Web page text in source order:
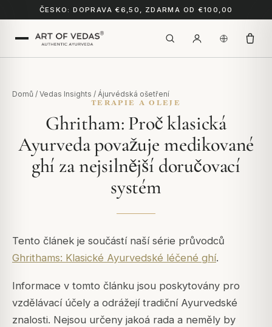
ČESKO: DOPRAVA €6,50, ZDARMA OD €100,00
Domů / Vedas Insights / Ájurvédská ošetření
TERAPIE A OLEJE
Ghritham: Proč klasická
Ayurveda považuje medikované
ghí za nejsilnější doručovací
systém
Tento článek je součástí naší série průvodců
Ghrithams: Klasické Ayurvedské léčené ghí.
Informace v tomto článku jsou poskytovány pro
vzdělávací účely a odrážejí tradiční Ayurvedské
znalosti. Nejsou určeny jakoá rada a neměly by